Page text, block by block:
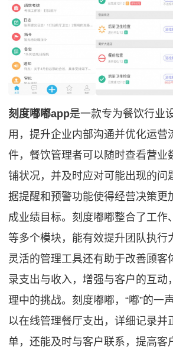
刻度嘟嘟app是一款专为餐饮行业
用，提升企业内部沟通并优化运营
件，餐饮管理者可以随时查看营业
铺状况，并及时应对可能出现的问
据提醒和预警功能使得经营决策更
成业绩目标。刻度嘟嘟整合了工作
等多个模块，能有效提升团队执行
灵活的管理工具还有助于改善顾客
录支出与收入，增强与客户的互动
理中的挑战。刻度嘟嘟，“嘟”的一
以在线管理餐厅支出，详细记录并
单，还能及时与客户联系，提高客